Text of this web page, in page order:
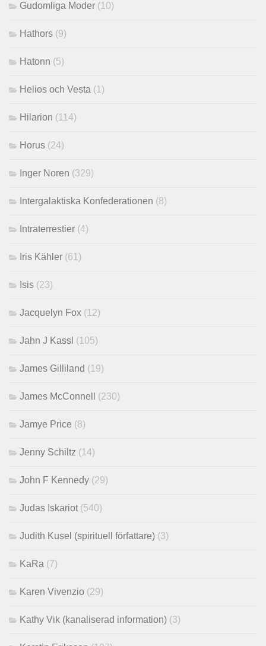
Gudomliga Moder (10)
Hathors (9)
Hatonn (5)
Helios och Vesta (1)
Hilarion (114)
Horus (24)
Inger Noren (329)
Intergalaktiska Konfederationen (8)
Intraterrestier (4)
Iris Kähler (61)
Isis (23)
Jacquelyn Fox (12)
Jahn J Kassl (105)
James Gilliland (19)
James McConnell (230)
Jamye Price (8)
Jenny Schiltz (14)
John F Kennedy (29)
Judas Iskariot (540)
Judith Kusel (spirituell författare) (3)
KaRa (7)
Karen Vivenzio (29)
Kathy Vik (kanaliserad information) (3)